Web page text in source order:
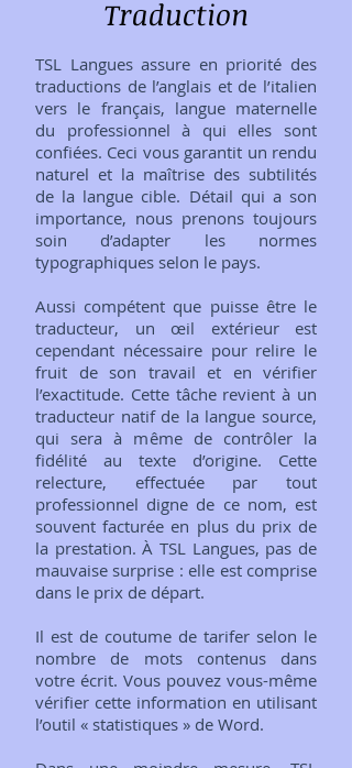
TSL Langues assure en priorité des
traductions de l’anglais et de l’italien
vers le français, langue maternelle
du professionnel à qui elles sont
confiées. Ceci vous garantit un rendu
naturel et la maîtrise des subtilités
de la langue cible. Détail qui a son
importance, nous prenons toujours
soin d’adapter les normes
typographiques selon le pays.
Aussi compétent que puisse être le
traducteur, un œil extérieur est
cependant nécessaire pour relire le
fruit de son travail et en vérifier
l’exactitude. Cette tâche revient à un
traducteur natif de la langue source,
qui sera à même de contrôler la
fidélité au texte d’origine. Cette
relecture, effectuée par tout
professionnel digne de ce nom, est
souvent facturée en plus du prix de
la prestation. À TSL Langues, pas de
mauvaise surprise : elle est comprise
dans le prix de départ.
Il est de coutume de tarifer selon le
nombre de mots contenus dans
votre écrit. Vous pouvez vous-même
vérifier cette information en utilisant
l’outil « statistiques » de Word.
Traduction